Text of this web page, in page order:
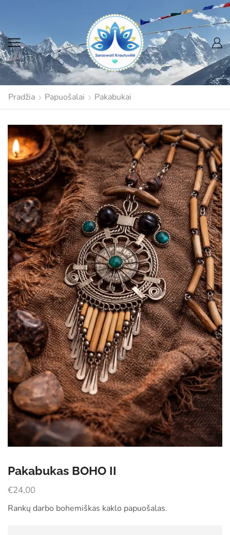
Pradžia Papuošalai Pakabukai
Pakabukas BOHO II
€24,00
Rankų darbo bohemiškas kaklo papuošalas.